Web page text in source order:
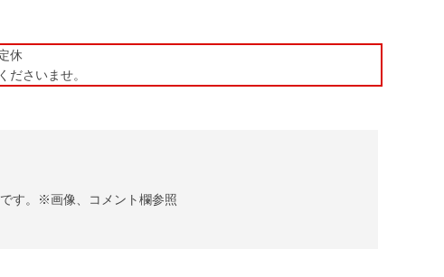
休
さいませ。
す。※画像、コメント欄参照